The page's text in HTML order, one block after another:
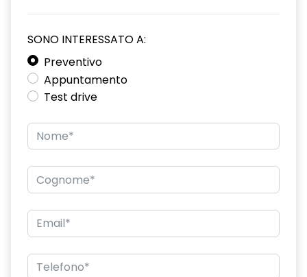
SONO INTERESSATO A:
Preventivo
Appuntamento
Test drive